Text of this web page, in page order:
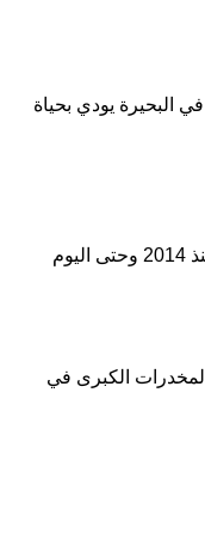
البحيرة يودي بحياة
الكبرى في